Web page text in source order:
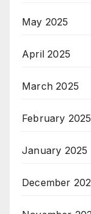
May 2025
April 2025
March 2025
February 2025
January 2025
December